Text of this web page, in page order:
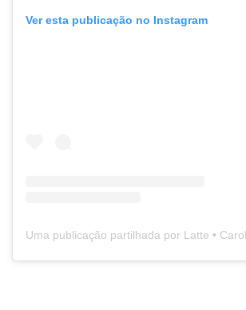
Ver esta publicação no Instagram